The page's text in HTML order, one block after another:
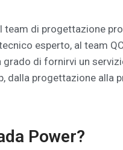
team di progettazione
esperto, al team
grado di fornirvi un
dalla progettazione alla
Power?